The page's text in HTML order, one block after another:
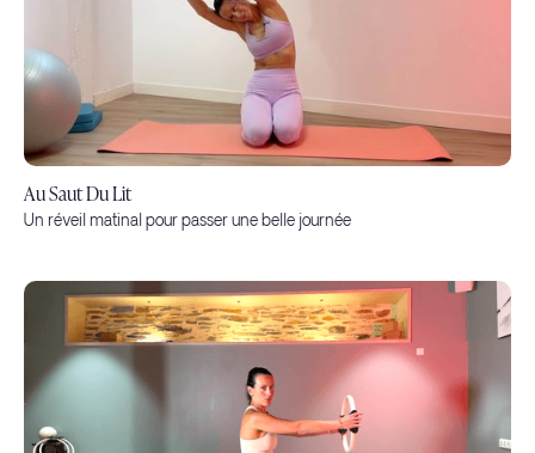
Au Saut Du Lit
Un réveil matinal pour passer une belle journée